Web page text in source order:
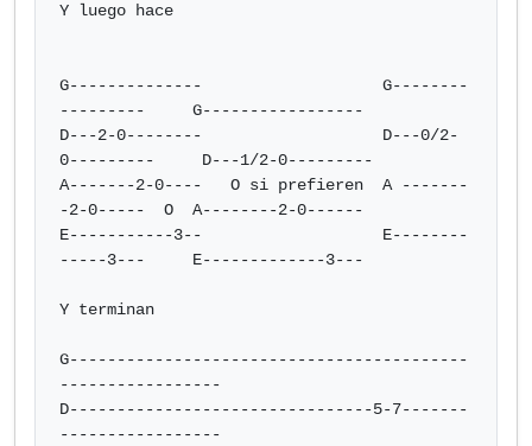
Y luego hace
G--------------                   G--------
---------     G-----------------
D---2-0--------                   D---0/2-
0---------     D---1/2-0---------
A-------2-0----   O si prefieren  A -------
-2-0-----  O  A--------2-0------
E-----------3--                   E--------
-----3---     E-------------3---
Y terminan
G------------------------------------------
-----------------
D--------------------------------5-7-------
-----------------